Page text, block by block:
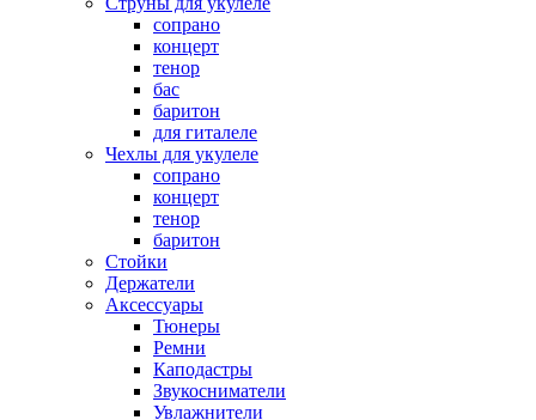
сопрано
концерт
тенор
бас
баритон
для гиталеле
Чехлы для укулеле
сопрано
концерт
тенор
баритон
Стойки
Держатели
Аксессуары
Тюнеры
Ремни
Каподастры
Звукосниматели
Увлажнители